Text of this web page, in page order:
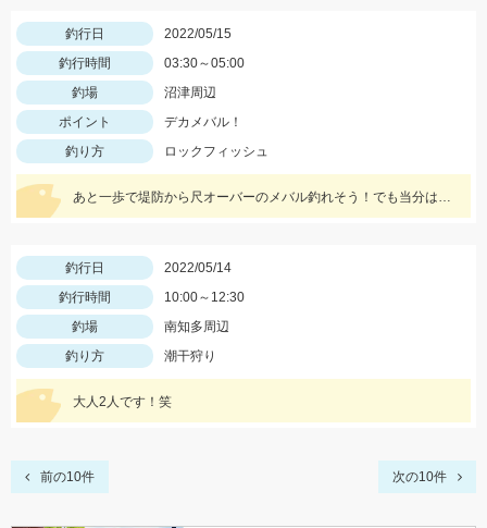
釣行日
2022/05/15
釣行時間
03:30～05:00
釣場
沼津周辺
ポイント
デカメバル！
釣り方
ロックフィッシュ
あと一歩で堤防から尺オーバーのメバル釣れそう！でも当分は無理そうです。
釣行日
2022/05/14
釣行時間
10:00～12:30
釣場
南知多周辺
釣り方
潮干狩り
大人2人です！笑
前の10件 次の10件